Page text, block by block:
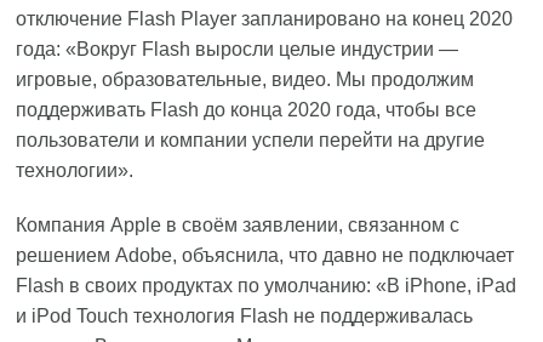
отключение Flash Player запланировано на конец 2020
года: «Вокруг Flash выросли целые индустрии —
игровые, образовательные, видео. Мы продолжим
поддерживать Flash до конца 2020 года, чтобы все
пользователи и компании успели перейти на другие
технологии».
Компания Apple в своём заявлении, связанном с
решением Adobe, объяснила, что давно не подключает
Flash в своих продуктах по умолчанию: «В iPhone, iPad
и iPod Touch технология Flash не поддерживалась